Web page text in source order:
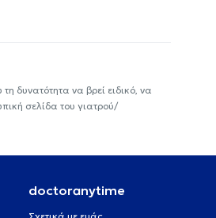
δυνατότητα να βρεί ειδικό, να
σελίδα του γιατρού/
doctoranytime